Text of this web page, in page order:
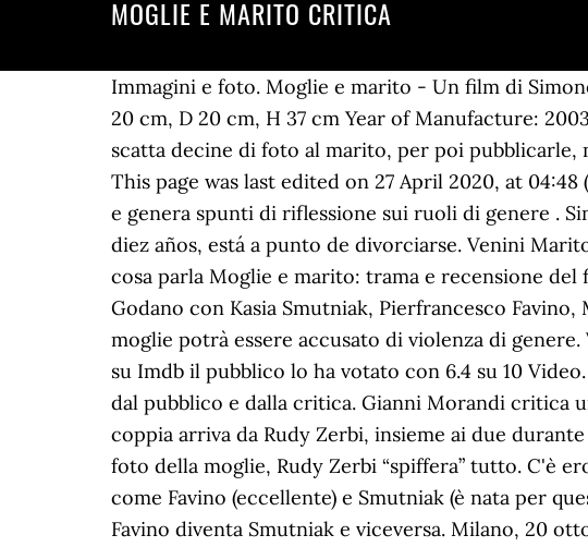
MOGLIE E MARITO CRITICA
Immagini e foto. Moglie e marito - Un film di
20 cm, D 20 cm, H 37 cm Year of Manufacture:
scatta decine di foto al marito, per poi pubblicarle,
This page was last edited on 27 April 2020, at
e genera spunti di riflessione sui ruoli di genere .
diez años, está a punto de divorciarse. Venini
cosa parla Moglie e marito: trama e recensione
Godano con Kasia Smutniak, Pierfrancesco
moglie potrà essere accusato di violenza di
su Imdb il pubblico lo ha votato con 6.4 su 10
dal pubblico e dalla critica. Gianni Morandi critica
coppia arriva da Rudy Zerbi, insieme ai due
foto della moglie, Rudy Zerbi “spiffera” tutto. C'è
come Favino (eccellente) e Smutniak (è nata per
Favino diventa Smutniak e viceversa. Milano, 20